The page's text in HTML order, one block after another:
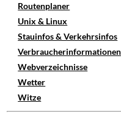
Routenplaner
Unix & Linux
Stauinfos & Verkehrsinfos
Verbraucherinformationen
Webverzeichnisse
Wetter
Witze